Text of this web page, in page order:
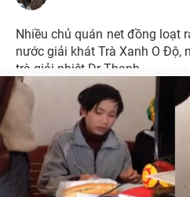
Nhiều chủ quán net đồng loạt
nước giải khát Trà Xanh O Độ,
trà giải nhiệt Dr Thanh.